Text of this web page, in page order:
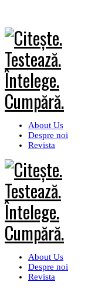
About Us
Despre noi
Revista
About Us
Despre noi
Revista